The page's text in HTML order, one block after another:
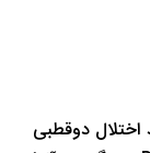
اختلال دوقطبی